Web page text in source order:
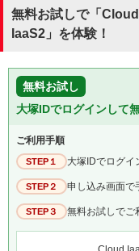
無料お試しで「
IaaS2」を体験！
無料お試し
大塚IDでログインして
ご利用手順
STEP１ 大塚IDでログイ
STEP２ 申し込み画面で
STEP３ 無料お試しでご